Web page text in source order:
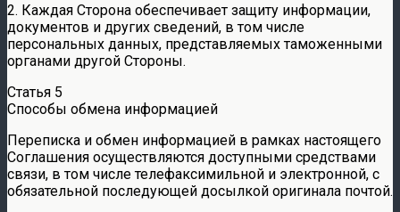
2. Каждая Сторона обеспечивает защиту информации,
документов и других сведений, в том числе
персональных данных, представляемых таможенными
органами другой Стороны.
Статья 5
Способы обмена информацией
Переписка и обмен информацией в рамках настоящего
Соглашения осуществляются доступными средствами
связи, в том числе телефаксимильной и электронной, с
обязательной последующей досылкой оригинала почтой.